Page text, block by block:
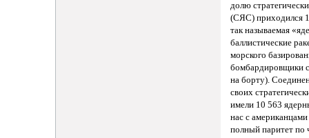
долю
(СЯС) приходился
так называемая
баллистические
морского
бомбардировщики
на борту).
своих
имели 10 563
нас с
полный паритет по